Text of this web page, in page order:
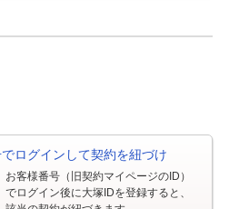
ログインして契約を紐づけ
お客様番号（旧契約マイページのID）
でログイン後に大塚IDを登録すると、